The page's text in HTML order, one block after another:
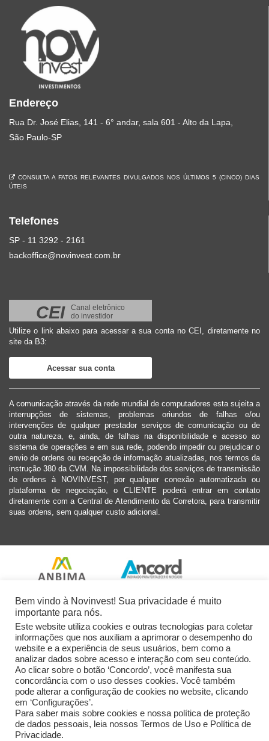
Endereço
Rua Dr. José Elias, 141 - 6° andar, sala 601 - Alto da Lapa,
São Paulo-SP
CONSULTA A FATOS RELEVANTES DIVULGADOS NOS ÚLTIMOS 5 (CINCO) DIAS
ÚTEIS
Telefones
SP - 11 3292 - 2161
backoffice@novinvest.com.br
CEI
Canal eletrônico
do investidor
Utilize o link abaixo para acessar a sua conta no CEI, diretamente no
site da B3:
Acessar sua conta
A comunicação através da rede mundial de computadores esta sujeita a
interrupções de sistemas, problemas oriundos de falhas e/ou
intervenções de qualquer prestador serviços de comunicação ou de
outra natureza, e, ainda, de falhas na disponibilidade e acesso ao
sistema de operações e em sua rede, podendo impedir ou prejudicar o
envio de ordens ou recepção de informação atualizadas, nos termos da
instrução 380 da CVM. Na impossibilidade dos serviços de transmissão
de ordens à NOVINVEST, por qualquer conexão automatizada ou
plataforma de negociação, o CLIENTE poderá entrar em contato
diretamente com a Central de Atendimento da Corretora, para transmitir
suas ordens, sem qualquer custo adicional.
Bem vindo à Novinvest! Sua privacidade é muito
importante para nós.
Este website utiliza cookies e outras tecnologias para coletar
informações que nos auxiliam a aprimorar o desempenho do
website e a experiência de seus usuários, bem como a
analizar dados sobre acesso e interação com seu conteúdo.
Ao clicar sobre o botão ‘Concordo’, você manifesta sua
concordância com o uso desses cookies. Você também
pode alterar a configuração de cookies no website, clicando
em ‘Configurações’.
Para saber mais sobre cookies e nossa política de proteção
de dados pessoais, leia nossos Termos de Uso e Política de
Privacidade.